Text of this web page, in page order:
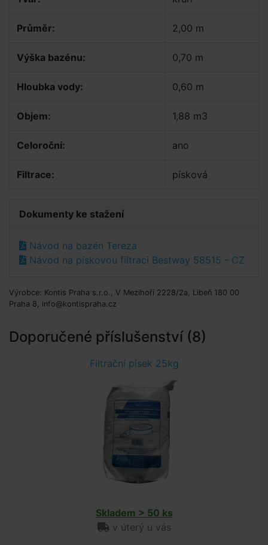
Průměr: 2,00 m
Výška bazénu: 0,70 m
Hloubka vody: 0,60 m
Objem: 1,88 m3
Celoroční: ano
Filtrace: písková
Dokumenty ke stažení
Návod na bazén Tereza
Návod na pískovou filtraci Bestway 58515 - CZ
Výrobce: Kontis Praha s.r.o., V Mezihoří 2228/2a, Libeň 180 00
Praha 8, info@kontispraha.cz
Doporučené příslušenství (8)
Filtrační písek 25kg
Skladem > 50 ks
v úterý u vás